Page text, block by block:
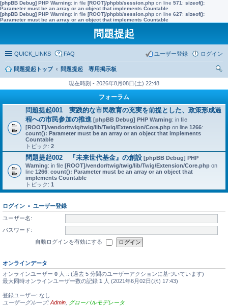
[phpBB Debug] PHP Warning: in file [ROOT]/phpbb/session.php on line 571 : sizeof():
Parameter must be an array or an object that implements Countable
[phpBB Debug] PHP Warning: in file [ROOT]/phpbb/session.php on line 627: sizeof():
Parameter must be an array or an object that implements Countable
問題提起
QUICK_LINKS FAQ ログイン
ユーザー登録
問題提起トップ
問題提起 専用掲示板
現在時刻 - 2026年8月08日(土) 22:48
フォーラム
問題提起001 実践的な市民教育の充実を前提とした、政策形成過
程への市民参加の推進 [phpBB Debug] PHP Warning: in file
[ROOT]/vendor/twig/twig/lib/Twig/Extension/Core.php on line 1266:
count(): Parameter must be an array or an object that implements
Countable
トピック: 2
問題提起002 『未来世代基金』の創設 [phpBB Debug] PHP
Warning: in file [ROOT]/vendor/twig/twig/lib/Twig/Extension/Core.php on
line 1266: count(): Parameter must be an array or an object that
implements Countable
トピック: 1
ログイン • ユーザー登録
ユーザー名:
パスワード:
自動ログインを有効にする
オンラインデータ
オンラインユーザー 0 人 :: (過去 5 分間のユーザーアクションに基づいています)
最大同時オンラインユーザー数の記録 1 人 (2021年6月02日(水) 17:43)
登録ユーザー: なし
ユーザーグループ: Admin グローバルモデレータ